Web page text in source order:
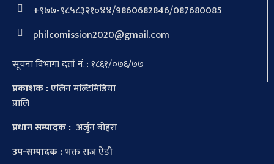
+९७७-९८५८३२१०४४/9860682846/087680085
philcomission2020@gmail.com
सूचना विभागा दर्ता नं. : १८६१/०७६/७७
प्रकाशक :एलिन मल्टिमिडिया
प्रालि
प्रधान सम्पादक : अर्जुन बोहरा
उप-सम्पादक :भक्त राज ऐडी